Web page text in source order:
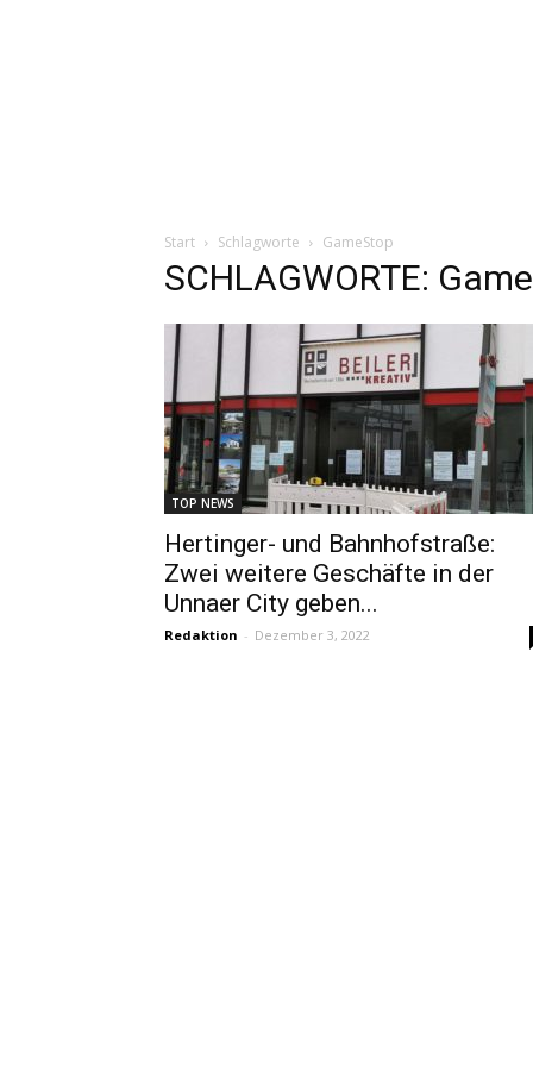
Start Schlagworte GameStop
SCHLAGWORTE:
TOP NEWS
Hertinger- und Bahnhofstraße:
Zwei weitere Geschäfte in der
Unnaer City geben...
Redaktion - Dezember 3, 2022